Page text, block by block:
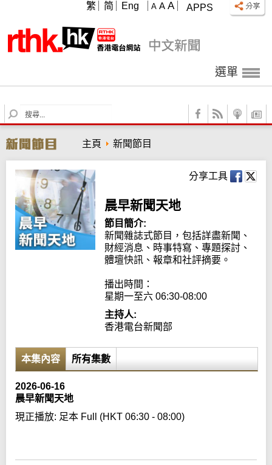
APPS
A A A
繁 简 Eng
選單
S
e
r
c
h
主頁 新聞節目
分享工具
晨早新聞天地
節目簡介:
新聞雜誌式節目，包括詳盡新聞、
財經消息、時事特寫、專題探討、
體壇快訊、報章和社評摘要。
播出時間：
星期一至六 06:30-08:00
主持人:
香港電台新聞部
本集內容 所有集數
2026-06-16
晨早新聞天地
現正播放: 足本 Full (HKT 06:30 - 08:00)